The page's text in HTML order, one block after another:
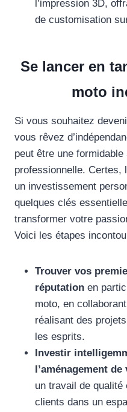
l’impression 3D,
de customisation
Se lancer en
moto
Si vous souhaitez
vous rêvez
peut être une
professionnelle. Certes,
un investissement
quelques clés
transformer votre
Voici les étapes
Trouver vos
réputation en
moto, en
réalisant des
les esprits.
Investir
l’aménagement
un travail de qualité
clients dans un